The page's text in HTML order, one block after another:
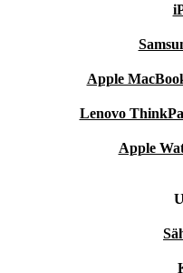
Apple
Lenovo
Apple